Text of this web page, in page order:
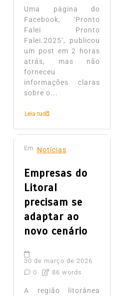
Uma página do
Facebook, ‘Pronto
Falei Pronto
Falei.2025’, publicou
um post em 2 horas
atrás, mas não
forneceu
informações claras
sobre o...
Leia tudo
Em Notícias
Empresas do
Litoral
precisam se
adaptar ao
novo cenário
30 de março de 2026
0
86 words
A região litorânea